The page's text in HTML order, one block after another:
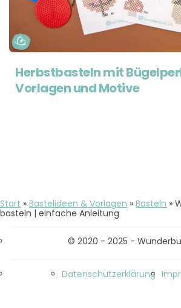
Herbstbasteln mit
Vorlagen und Motive
Start » Bastelideen & Vorlagen » Basteln »
basteln | einfache Anleitung
© 2020 - 2025 -
Datenschutzerklärung